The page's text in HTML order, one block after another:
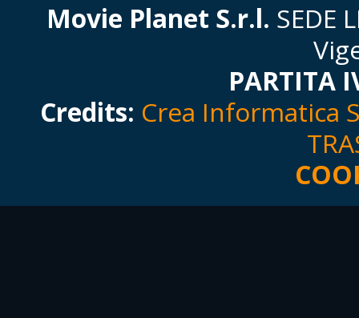
Movie Planet S.r.l. SEDE
PARTITA
Credits: Crea Informatica